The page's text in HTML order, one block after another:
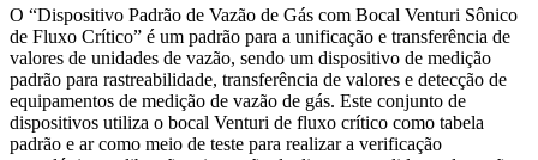
O “Dispositivo Padrão de Vazão de Gás com Bocal Venturi Sônico
de Fluxo Crítico” é um padrão para a unificação e transferência de
valores de unidades de vazão, sendo um dispositivo de medição
padrão para rastreabilidade, transferência de valores e detecção de
equipamentos de medição de vazão de gás. Este conjunto de
dispositivos utiliza o bocal Venturi de fluxo crítico como tabela
padrão e ar como meio de teste para realizar a verificação